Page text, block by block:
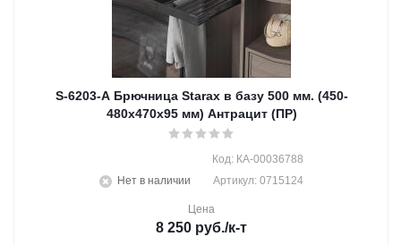
S-6203-A Брючница Starax в базу 500 мм. (450-
480х470х95 мм) Антрацит (ПР)
Нет в наличии
Код: КА-00036788
Артикул: 0715124
Цена
8 250 руб./к-т